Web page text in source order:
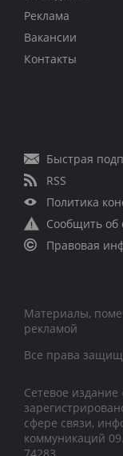
Реклама
Вакансии
Контакты
Быстрая
RSS
Политика
Сообщить об
Правовая
Материалы,
рекламой
Все права
Сетевое издание
сфере связи,
коммуникаций